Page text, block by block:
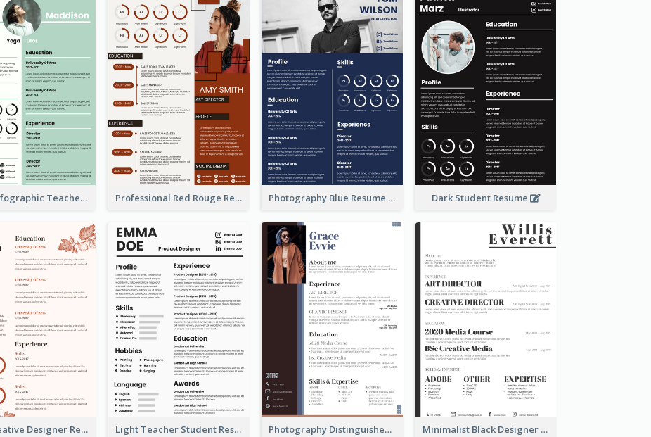
Green Infographic Teacher Resume Professional Red Rouge Resume Photography Blue Resume Dark Student Resume
Light Creative Designer Resume Light Teacher Student Resume Photography Distinguished Resume Minimalist Black Designer Resume